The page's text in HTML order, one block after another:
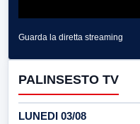
Guarda la diretta streaming
PALINSESTO TV
LUNEDI 03/08